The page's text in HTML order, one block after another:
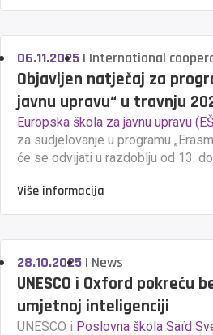
06.11.2025 | International
Objavljen natječaj za
javnu upravu“ u travnju
Europska škola za javnu upravu
za sudjelovanje u programu
će se odvijati u razdoblju od 13. do
Više informacija
28.10.2025 | News
UNESCO i Oxford pokreću
umjetnoj inteligenciji
UNESCO i Poslovna škola Saïd